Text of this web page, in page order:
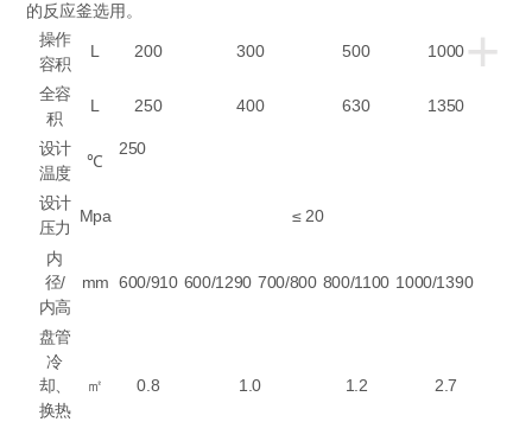
的反应釜选用。
+
操作
容积
L 200 300 500 1000
全容
积
L 250 400 630 1350
设计
温度
℃
250
设计
压力
Mpa ≤20
内
径/
内高
mm 600/910 600/1290 700/800 800/1100 1000/1390
盘管
冷
却、
换热
㎡ 0.8 1.0 1.2 2.7